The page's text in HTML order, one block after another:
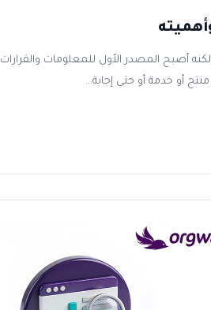
أصبح المصدر الأول للمعلومات والقرارات
أو خدمة أو حتى إجابة...